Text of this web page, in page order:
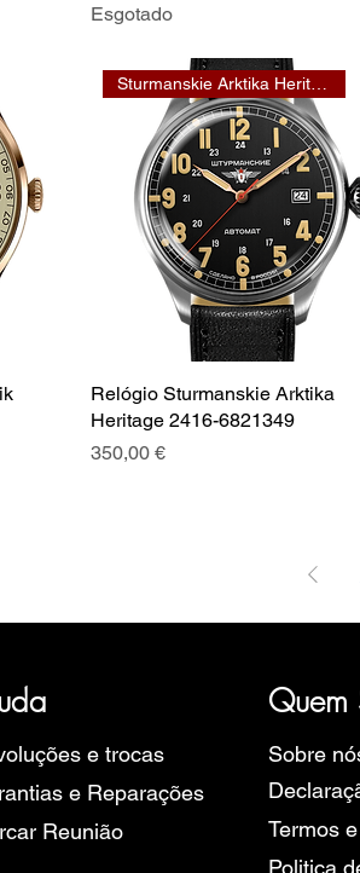
Esgotado
Relógio Sturmanskie Arktika
Heritage 2416-6821349
Preço
350,00 €
Quem
e trocas
e Reparações
Reunião
Sobre
Termos
Politica